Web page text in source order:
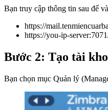
Bạn truy cập thông tin sau để
https://
https://you-ip-
Bước 2: Tạo tài
Bạn chọn mục Quản lý